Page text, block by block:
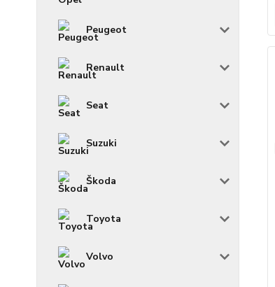
Peugeot
Renault
Seat
Suzuki
Škoda
Toyota
Volvo